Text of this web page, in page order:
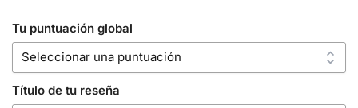
Tu puntuación global
Título de tu reseña